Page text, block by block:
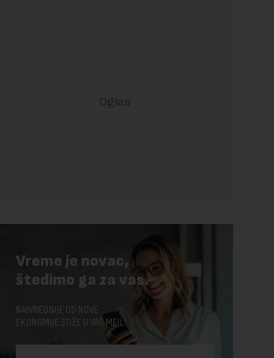
Vreme je novac,
štedimo ga za vas.
NAJVREDNIJE OD NOVE
EKONOMIJE STIŽE U VAŠ MEJL.